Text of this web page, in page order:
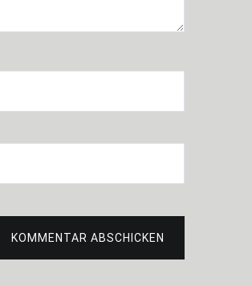
KOMMENTAR ABSCHICKEN